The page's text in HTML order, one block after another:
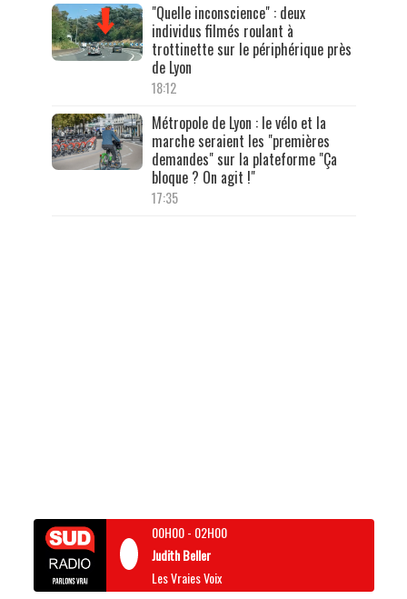
"Quelle inconscience" : deux
individus filmés roulant à
trottinette sur le périphérique près
de Lyon
18:12
Métropole de Lyon : le vélo et la
marche seraient les "premières
demandes" sur la plateforme "Ça
bloque ? On agit !"
17:35
00H00- 02H00
Judith Beller
Les Vraies Voix